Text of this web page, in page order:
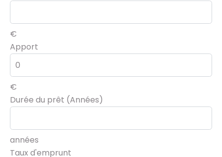
€
Apport
€
Durée du prêt (Années)
années
Taux d'emprunt